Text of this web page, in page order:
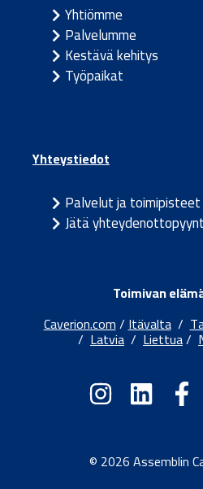
Yhtiömme
Palvelumme
Kestävä kehitys
Työpaikat
Yhteystiedot
Palvelut ja toimipisteet
Jätä
Toimivan
Caverion.com/Itävalta/
/ Latvia / Liettua/
© 2026 Assemblin